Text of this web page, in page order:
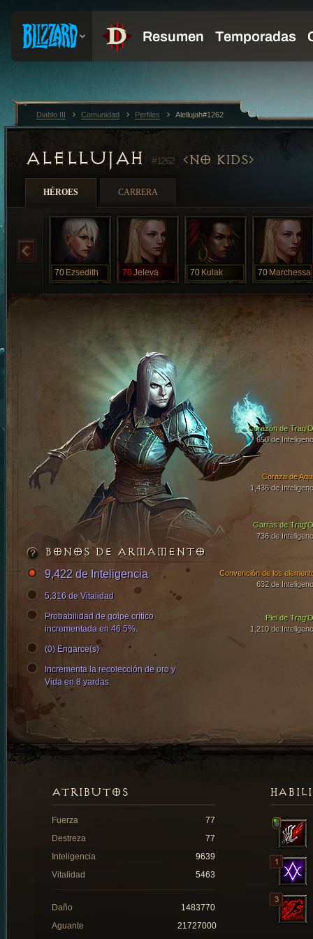
ALELLUJAH #1262 NO KIDS
HÉROES CARRERA
70 Ezsedith 70Jeleva 70 Kulak 70 Marchessa
Coraza de
1,436 de
Garras de
736 de
Corazón de
650 de
Piel de
1,210 de
Convención de los
632 de
BONOS DE ARMAMENTO
9,422 de Inteligencia
5,316 de Vitalidad
Probabilidad de golpe crítico
incrementada en 46.5%.
(0) Engarce(s)
Incrementa la recolección de oro y
Vida en 8 yardas.
ATRIBUTOS
Fuerza
77
Destreza
77
Inteligencia
9639
Vitalidad
5463
Daño
1483770
Aguante
21727000
Diablo III Comunidad Perfiles Alellujah#1262